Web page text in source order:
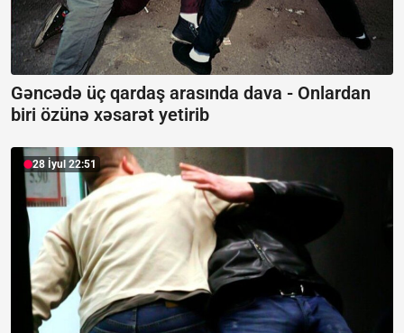
Gəncədə üç qardaş arasında dava - Onlardan
biri özünə xəsarət yetirib
28 İyul 22:51